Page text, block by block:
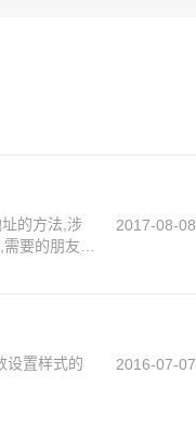
的方法,涉
要的朋友可
2017-08-08
设置样式的
2016-07-07